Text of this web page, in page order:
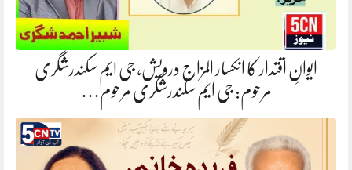
ایوانِ اقتدار کا انکسار المزاج درویش، جی ایم سکندرشگری
مرحوم: جی ایم سکندرشگری مرحوم…